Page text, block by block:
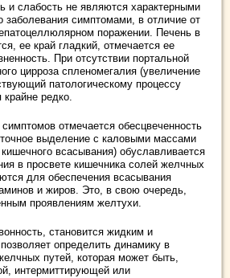
и слабость не являются характерными
заболевания симптомами, в отличие от
поражении. Печень в
ее край гладкий, отмечается ее
При отсутствии портальной
цирроза спленомегалия (увеличение
патологическому процессу
редко.
отмечается обесцвеченность
выделение с каловыми массами
всасывания) обуславливается
в просвете кишечника солей желчных
для обеспечения всасывания
и жиров. Это, в свою очередь,
проявлениям желтухи.
становится жидким и
определить динамику в
путей, которая может быть,
интермиттирующей или